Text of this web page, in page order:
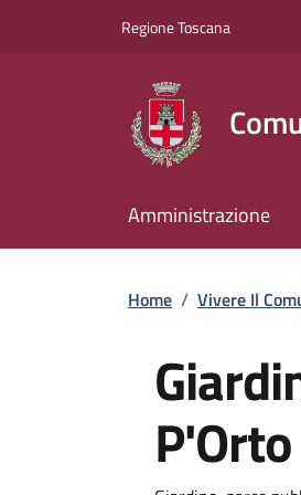
Regione Toscana
Amministrazione
Briciole
Home / Vivere Il
P'Orto